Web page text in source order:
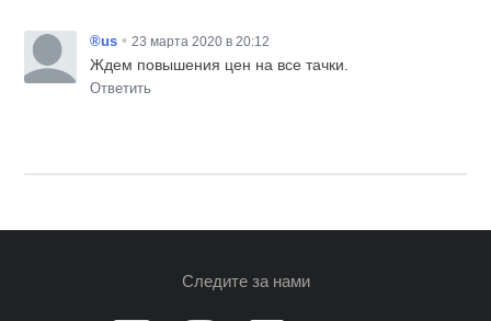
®us • 23 марта 2020 в 20:12
Ждем повышения цен на все тачки.
Ответить
Следите за нами